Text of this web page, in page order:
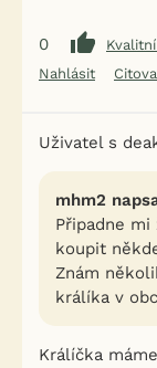
0
Nahlásit
Uživatel s
mhm2
Připadne
koupit
Znám
králíka v
Králíčka